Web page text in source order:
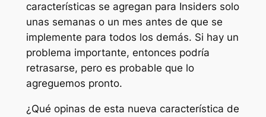
características se agregan para Insiders solo
unas semanas o un mes antes de que se
implemente para todos los demás. Si hay un
problema importante, entonces podría
retrasarse, pero es probable que lo
agreguemos pronto.
¿Qué opinas de esta nueva característica de